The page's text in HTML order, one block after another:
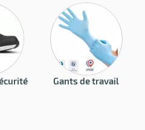
Gants de travail